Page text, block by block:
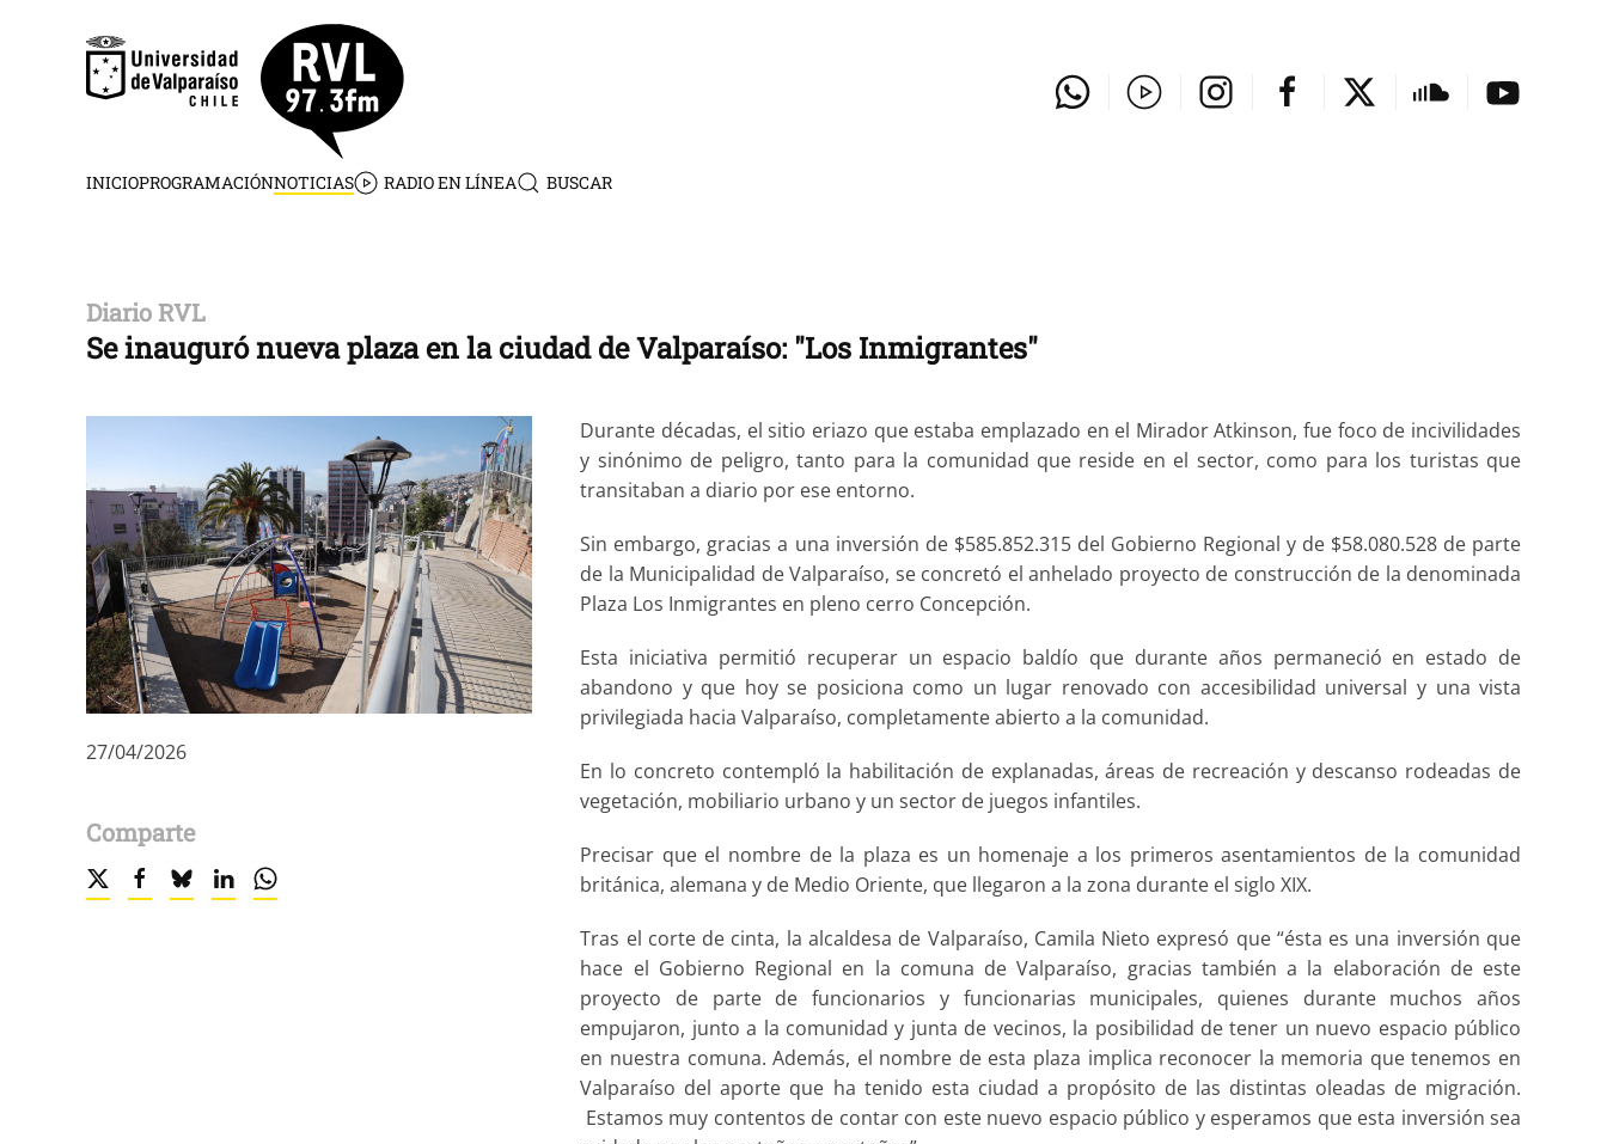
Skip to main content
INICIOPROGRAMACIÓNNOTICIAS RADIO EN LÍNEA BUSCAR
Diario RVL
Se inauguró nueva plaza en la ciudad de Valparaíso: "Los Inmigrantes"
27/04/2026
Comparte
Durante décadas, el sitio eriazo que estaba emplazado en el Mirador Atkinson, fue foco de incivilidades
y sinónimo de peligro, tanto para la comunidad que reside en el sector, como para los turistas que
transitaban a diario por ese entorno.
Sin embargo, gracias a una inversión de $585.852.315 del Gobierno Regional y de $58.080.528 de parte
de la Municipalidad de Valparaíso, se concretó el anhelado proyecto de construcción de la denominada
Plaza Los Inmigrantes en pleno cerro Concepción.
Esta iniciativa permitió recuperar un espacio baldío que durante años permaneció en estado de
abandono y que hoy se posiciona como un lugar renovado con accesibilidad universal y una vista
privilegiada hacia Valparaíso, completamente abierto a la comunidad.
En lo concreto contempló la habilitación de explanadas, áreas de recreación y descanso rodeadas de
vegetación, mobiliario urbano y un sector de juegos infantiles.
Precisar que el nombre de la plaza es un homenaje a los primeros asentamientos de la comunidad
británica, alemana y de Medio Oriente, que llegaron a la zona durante el siglo XIX.
Tras el corte de cinta, la alcaldesa de Valparaíso, Camila Nieto expresó que “ésta es una inversión que
hace el Gobierno Regional en la comuna de Valparaíso, gracias también a la elaboración de este
proyecto de parte de funcionarios y funcionarias municipales, quienes durante muchos años
empujaron, junto a la comunidad y junta de vecinos, la posibilidad de tener un nuevo espacio público
en nuestra comuna. Además, el nombre de esta plaza implica reconocer la memoria que tenemos en
Valparaíso del aporte que ha tenido esta ciudad a propósito de las distintas oleadas de migración.
Estamos muy contentos de contar con este nuevo espacio público y esperamos que esta inversión sea